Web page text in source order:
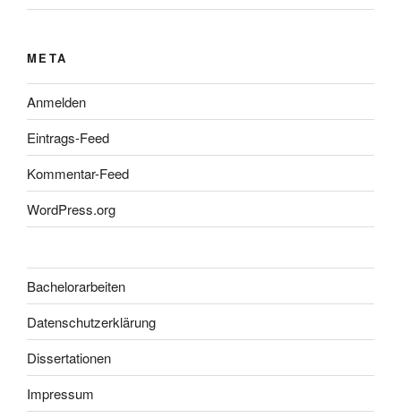
META
Anmelden
Eintrags-Feed
Kommentar-Feed
WordPress.org
Bachelorarbeiten
Datenschutzerklärung
Dissertationen
Impressum